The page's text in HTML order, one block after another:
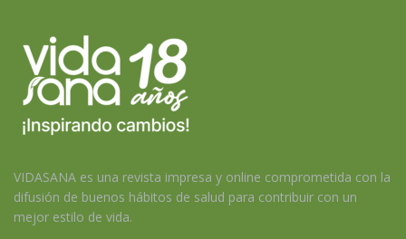
VIDASANA es una revista impresa y online comprometida con la
difusión de buenos hábitos de salud para contribuir con un
mejor estilo de vida.